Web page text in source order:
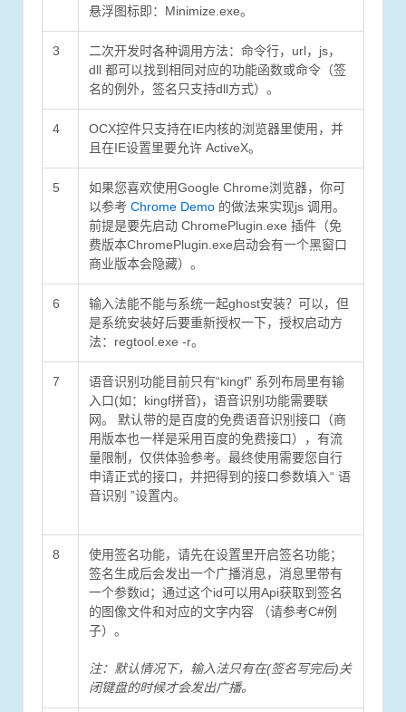
悬浮图标即：Minimize.exe。
3
二次开发时各种调用方法：命令行，url，js，
dll 都可以找到相同对应的功能函数或命令（签
名的例外，签名只支持dll方式）。
4
OCX控件只支持在IE内核的浏览器里使用，并
且在IE设置里要允许 ActiveX。
5
如果您喜欢使用Google Chrome浏览器，你可
以参考Chrome Demo 的做法来实现js 调用。
前提是要先启动 ChromePlugin.exe 插件（免
费版本ChromePlugin.exe启动会有一个黑窗口
商业版本会隐藏）。
6
输入法能不能与系统一起ghost安装？可以，但
是系统安装好后要重新授权一下，授权启动方
法：regtool.exe -r。
7
语音识别功能目前只有“kingf” 系列布局里有输
入口(如：kingf拼音)，语音识别功能需要联
网。 默认带的是百度的免费语音识别接口（商
用版本也一样是采用百度的免费接口），有流
量限制，仅供体验参考。最终使用需要您自行
申请正式的接口，并把得到的接口参数填入“ 语
音识别 ”设置内。
8
使用签名功能，请先在设置里开启签名功能；
签名生成后会发出一个广播消息，消息里带有
一个参数id；通过这个id可以用Api获取到签名
的图像文件和对应的文字内容 （请参考C#例
子）。
注：默认情况下，输入法只有在(签名写完后)关
闭键盘的时候才会发出广播。